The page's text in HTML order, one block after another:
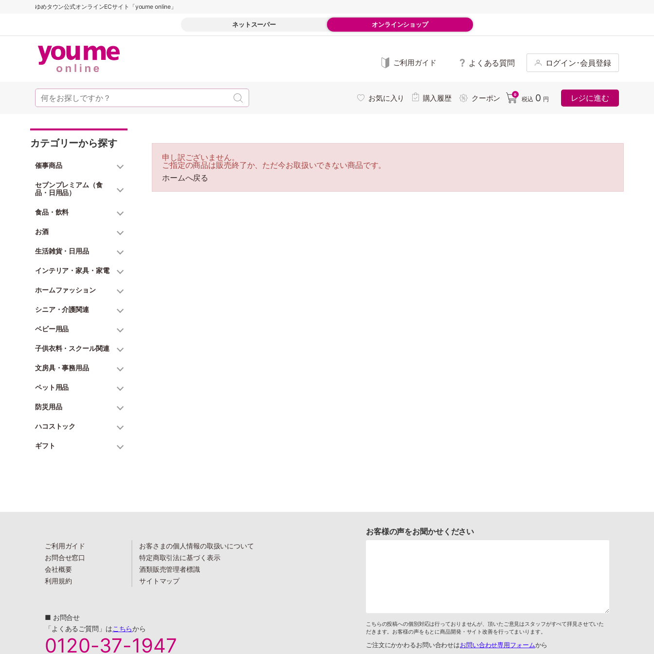
ゆめタウン公式オンラインECサイト「youme online」
ネットスーパー オンラインショップ
ご利用ガイド よくある質問 ログイン･会員登録
お気に入り 購入履歴 クーポン 0
税込 0 円 レジに進む
カテゴリーから探す
催事商品
セブンプレミアム（食
品・日用品）
食品・飲料
お酒
生活雑貨・日用品
インテリア・家具・家電
ホームファッション
シニア・介護関連
ベビー用品
子供衣料・スクール関連
文房具・事務用品
ペット用品
防災用品
ハコストック
ギフト
申し訳ございません。
ご指定の商品は販売終了か、ただ今お取扱いできない商品です。
ホームへ戻る
ご利用ガイド
お問合せ窓口
会社概要
利用規約
お客さまの個人情報の取扱いについて
特定商取引法に基づく表示
酒類販売管理者標識
サイトマップ
■ お問合せ
「よくあるご質問」はこちらから
0120-37-1947
お客様の声をお聞かせください
こちらの投稿への個別対応は行っておりませんが、頂いたご意見はスタッフがすべて拝見させていた
だきます。お客様の声をもとに商品開発・サイト改善を行ってまいります。
ご注文にかかわるお問い合わせはお問い合わせ専用フォームから